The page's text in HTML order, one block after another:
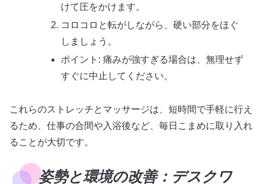
けて圧をかけます。
コロコロと転がしながら、硬い部分をほぐ
しましょう。
ポイント: 痛みが強すぎる場合は、無理せず
すぐに中止してください。
これらのストレッチとマッサージは、短時間で手軽に行え
るため、仕事の合間や入浴後など、毎日こまめに取り入れ
ることが大切です。
姿勢と環境の改善：デスクワ